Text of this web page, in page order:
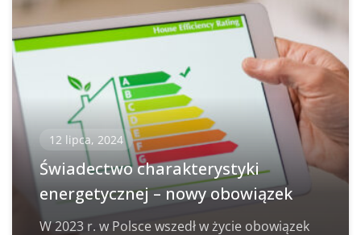
12 lipca, 2024
Świadectwo charakterystyki
energetycznej – nowy obowiązek
W 2023 r. w Polsce wszedł w życie obowiązek